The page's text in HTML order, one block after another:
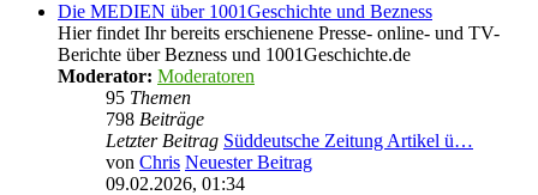
Die MEDIEN über 1001Geschichte und Bezness
Hier findet Ihr bereits erschienene Presse- online- und TV-
Berichte über Bezness und 1001Geschichte.de
Moderator: Moderatoren
95 Themen
798 Beiträge
Letzter Beitrag Süddeutsche Zeitung Artikel ü…
von Chris Neuester Beitrag
09.02.2026, 01:34